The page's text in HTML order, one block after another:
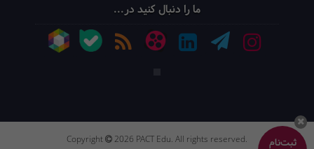
ثبت‌نام
ما را دنبال کنید در...
Copyright 2026 PACT Edu. All rights reserved.